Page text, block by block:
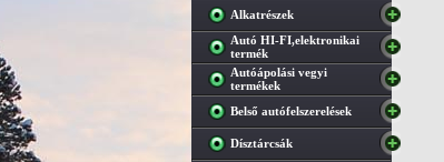
Alkatrészek
Autó HI-FI,elektronikai
termék
Autóápolási vegyi
termékek
Belső autófelszerelések
Dísztárcsák